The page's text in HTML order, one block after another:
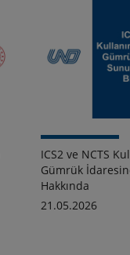
ICS2 ve NCTS
Gümrük
Hakkında
21.05.2026